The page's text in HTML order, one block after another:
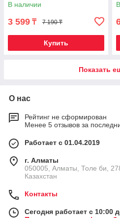
В наличии
3 599 ₸ 7 190 ₸
Купить
Показать
О нас
Рейтинг не сформирован
Менее 5 отзывов за
Работает с 01.04.2019
г. Алматы
050005, Алматы, Толе би,
Казахстан
Контакты
Сегодня работает с 10:00